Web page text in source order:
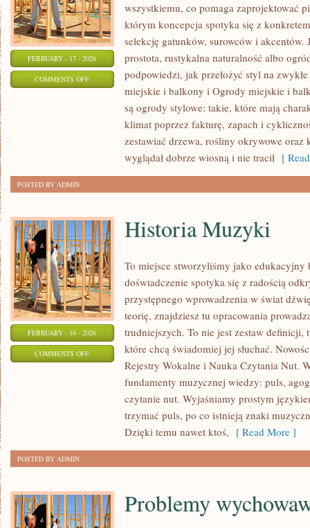
FEBRUARY - 17 - 2026
COMMENTS OFFON
wszystkiemu, co pomaga zaprojektować
którym koncepcja spotyka się z
selekcję gatunków, surowców i akcentów.
prostota, rustykalna naturalność albo
podpowiedzi, jak przełożyć styl na
miejskie i balkony i Ogrody miejskie i
są ogrody stylowe: takie, które mają
klimat poprzez fakturę, zapach i
zestawiać drzewa, rośliny okrywowe oraz
wyglądał dobrze wiosną i nie tracił [
POSTED BY ADMIN
FEBRUARY - 16 - 2026
COMMENTS OFFON
Historia Muzyki
To miejsce stworzyliśmy jako
doświadczenie spotyka się z radością
przystępnego wprowadzenia w świat
teorię, znajdziesz tu opracowania
trudniejszych. To nie jest zestaw definicji,
które chcą świadomiej jej słuchać.
Rejestry Wokalne i Nauka Czytania Nut.
fundamenty muzycznej wiedzy: puls,
czytanie nut. Wyjaśniamy prostym
trzymać puls, po co istnieją znaki
Dzięki temu nawet ktoś, [ Read More ]
POSTED BY ADMIN
Problemy